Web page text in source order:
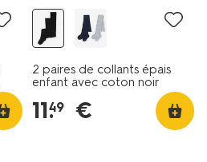
2 paires de collants épais
enfant avec coton noir
11.
49 €